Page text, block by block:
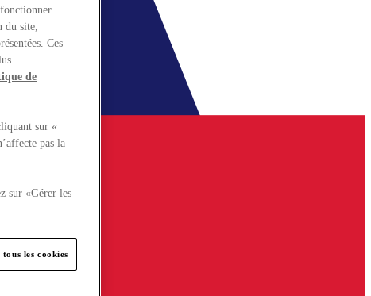
du site,
Ces
de
sur «
pas la
sur «Gérer les
tous les cookies